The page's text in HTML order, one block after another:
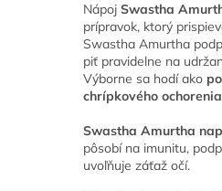
Nápoj Swastha
prípravok, ktorý
Swastha Amurtha
piť pravidelne na
Výborne sa hodí ako
chrípkového ochorenia
Swastha Amurtha
pôsobí na imunitu,
uvoľňuje záťaž očí.